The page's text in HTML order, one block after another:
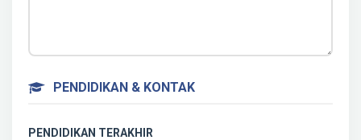
PENDIDIKAN & KONTAK
PENDIDIKAN TERAKHIR